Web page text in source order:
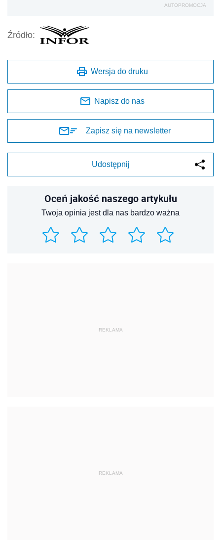
AUTOPROMOCJA
Źródło:
Wersja do druku
Napisz do nas
Zapisz się na newsletter
Udostępnij
Oceń jakość naszego artykułu
Twoja opinia jest dla nas bardzo ważna
REKLAMA
REKLAMA